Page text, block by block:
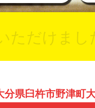
ただけまし
分県臼杵市野津町